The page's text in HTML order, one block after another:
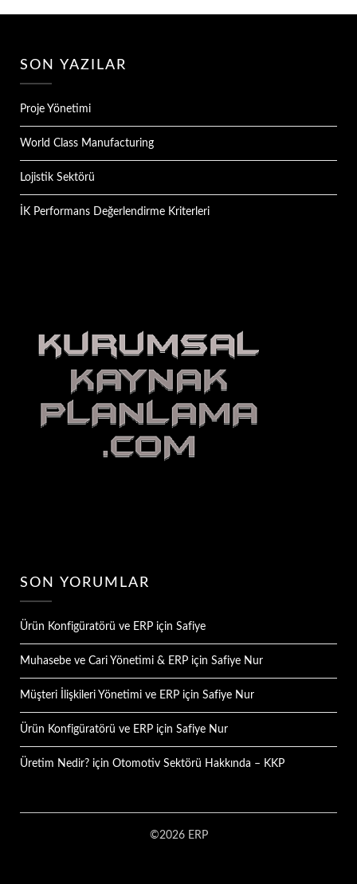
SON YAZILAR
Proje Yönetimi
World Class Manufacturing
Lojistik Sektörü
İK Performans Değerlendirme Kriterleri
SON YORUMLAR
Ürün Konfigüratörü ve ERP için Safiye
Muhasebe ve Cari Yönetimi & ERP için Safiye Nur
Müşteri İlişkileri Yönetimi ve ERP için Safiye Nur
Ürün Konfigüratörü ve ERP için Safiye Nur
Üretim Nedir? için Otomotiv Sektörü Hakkında – KKP
©2026 ERP